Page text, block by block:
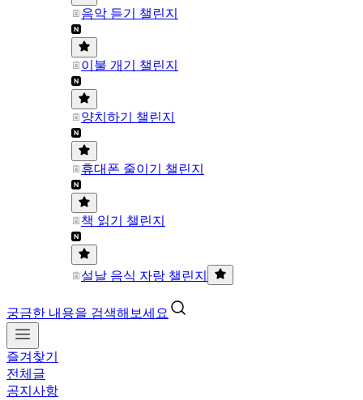
음악 듣기 챌린지
이불 개기 챌린지
양치하기 챌린지
휴대폰 줄이기 챌린지
책 읽기 챌린지
설날 음식 자랑 챌린지
궁금한 내용을 검색해보세요
즐겨찾기
전체글
공지사항